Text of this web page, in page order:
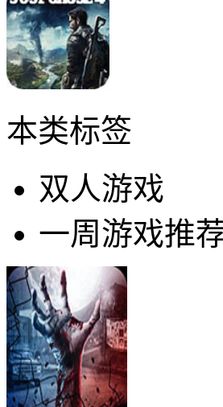
本类标签
双人游戏
一周游戏推